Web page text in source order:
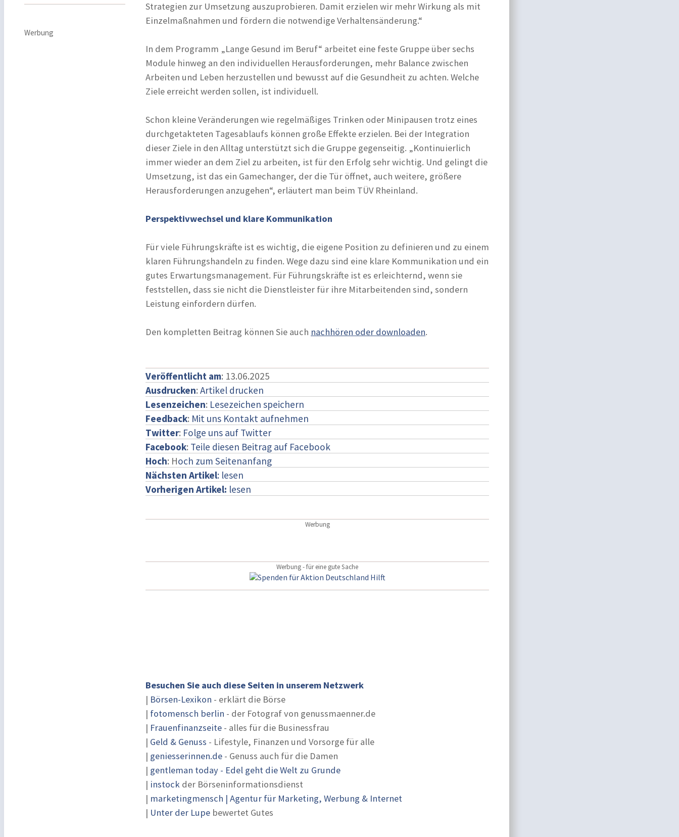
Werbung
Strategien zur Umsetzung auszuprobieren. Damit erzielen wir mehr Wirkung als mit
Einzelmaßnahmen und fördern die notwendige Verhaltensänderung.“
In dem Programm „Lange Gesund im Beruf“ arbeitet eine feste Gruppe über sechs
Module hinweg an den individuellen Herausforderungen, mehr Balance zwischen
Arbeiten und Leben herzustellen und bewusst auf die Gesundheit zu achten. Welche
Ziele erreicht werden sollen, ist individuell.
Schon kleine Veränderungen wie regelmäßiges Trinken oder Minipausen trotz eines
durchgetakteten Tagesablaufs können große Effekte erzielen. Bei der Integration
dieser Ziele in den Alltag unterstützt sich die Gruppe gegenseitig. „Kontinuierlich
immer wieder an dem Ziel zu arbeiten, ist für den Erfolg sehr wichtig. Und gelingt die
Umsetzung, ist das ein Gamechanger, der die Tür öffnet, auch weitere, größere
Herausforderungen anzugehen“, erläutert man beim TÜV Rheinland.
Perspektivwechsel und klare Kommunikation
Für viele Führungskräfte ist es wichtig, die eigene Position zu definieren und zu einem
klaren Führungshandeln zu finden. Wege dazu sind eine klare Kommunikation und ein
gutes Erwartungsmanagement. Für Führungskräfte ist es erleichternd, wenn sie
feststellen, dass sie nicht die Dienstleister für ihre Mitarbeitenden sind, sondern
Leistung einfordern dürfen.
Den kompletten Beitrag können Sie auch nachhören oder downloaden.
Veröffentlicht am: 13.06.2025
Ausdrucken: Artikel drucken
Lesenzeichen: Lesezeichen speichern
Feedback: Mit uns Kontakt aufnehmen
Twitter: Folge uns auf Twitter
Facebook: Teile diesen Beitrag auf Facebook
Hoch: Hoch zum Seitenanfang
Nächsten Artikel: lesen
Vorherigen Artikel: lesen
Werbung
Werbung - für eine gute Sache
Besuchen Sie auch diese Seiten in unserem Netzwerk
| Börsen-Lexikon - erklärt die Börse
| fotomensch berlin - der Fotograf von genussmaenner.de
| Frauenfinanzseite - alles für die Businessfrau
| Geld & Genuss - Lifestyle, Finanzen und Vorsorge für alle
| geniesserinnen.de - Genuss auch für die Damen
| gentleman today - Edel geht die Welt zu Grunde
| instock der Börseninformationsdienst
| marketingmensch | Agentur für Marketing, Werbung & Internet
| Unter der Lupe bewertet Gutes